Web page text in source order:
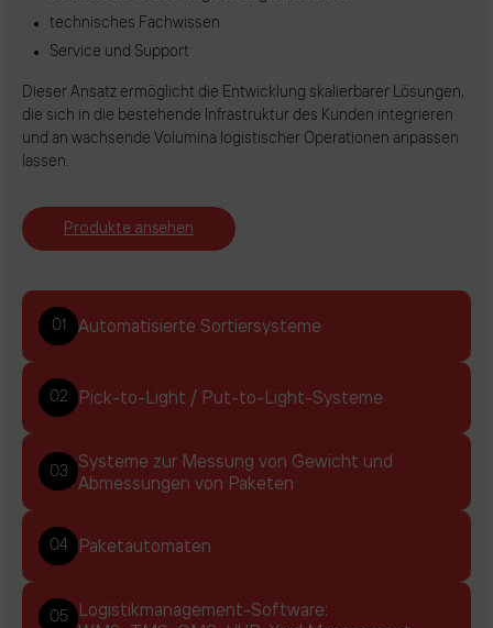
technisches Fachwissen
Service und Support
Dieser Ansatz ermöglicht die Entwicklung skalierbarer Lösungen,
die sich in die bestehende Infrastruktur des Kunden integrieren
und an wachsende Volumina logistischer Operationen anpassen
lassen.
Produkte ansehen
01 Automatisierte Sortiersysteme
02 Pick-to-Light / Put-to-Light-Systeme
03
Systeme zur Messung von Gewicht und
Abmessungen von Paketen
04 Paketautomaten
05
Logistikmanagement-Software: